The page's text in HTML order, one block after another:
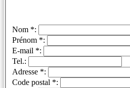
Nom *:
Prénom *:
E-mail *:
Tel.:
Adresse *:
Code postal *: